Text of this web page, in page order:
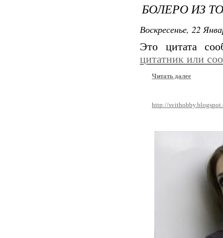
БОЛЕРО ИЗ
Воскресенье, 22
Это цитата
цитатник или
Читать далее
http://